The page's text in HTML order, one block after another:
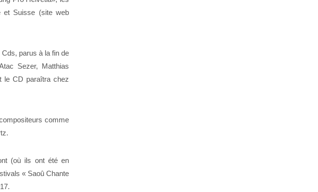
et Suisse (site web
parus à la fin de
Sezer, Matthias
le CD paraîtra chez
comme
(où ils ont été en
« Saoû Chante